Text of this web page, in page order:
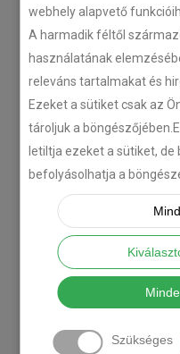
webhely alapvető
A harmadik féltől
használatának
releváns tartalmakat és
Ezeket a sütiket csak az
tároljuk a
letiltja ezeket a sütiket,
befolyásolhatja a
Szükséges